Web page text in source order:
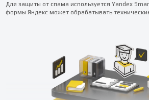
Для защиты от спама используется Yandex
формы Яндекс может обрабатывать